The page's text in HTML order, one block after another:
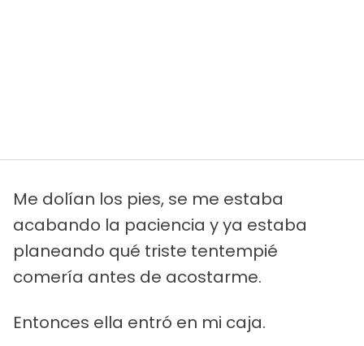
Me dolían los pies, se me estaba
acabando la paciencia y ya estaba
planeando qué triste tentempié
comería antes de acostarme.
Entonces ella entró en mi caja.